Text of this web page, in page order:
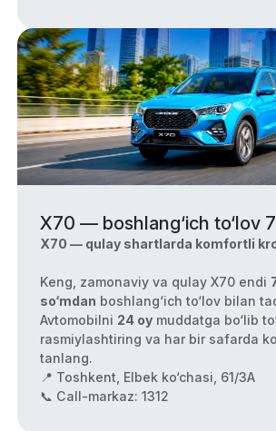
X70 — boshlang‘ich to‘lov
000 so‘mdan!
X70 — qulay shartlarda komfortli
Keng, zamonaviy va qulay X70 endi
so‘mdan boshlang‘ich to‘lov bilan
Avtomobilni 24 oy muddatga bo‘lib
rasmiylashtiring va har bir safarda
tanlang.
📍 Toshkent, Elbek ko‘chasi, 61/3A
📞 Call-markaz: 1312